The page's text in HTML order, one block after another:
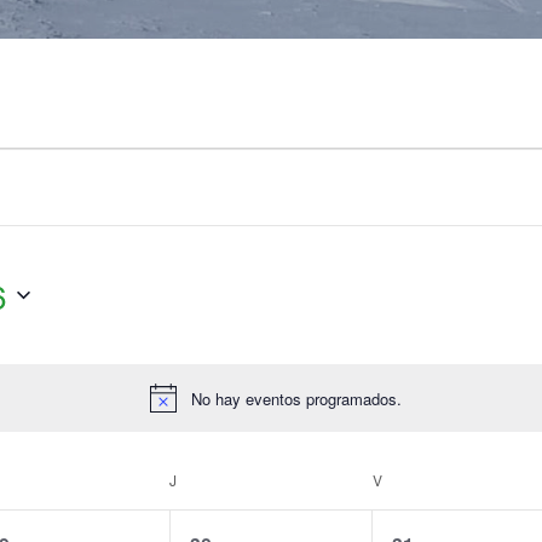
Aviso
No hay eventos programados.
J V